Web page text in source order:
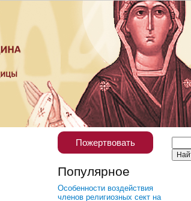
Пожертвовать
Популярное
Особенности воздействия
членов религиозных сект на